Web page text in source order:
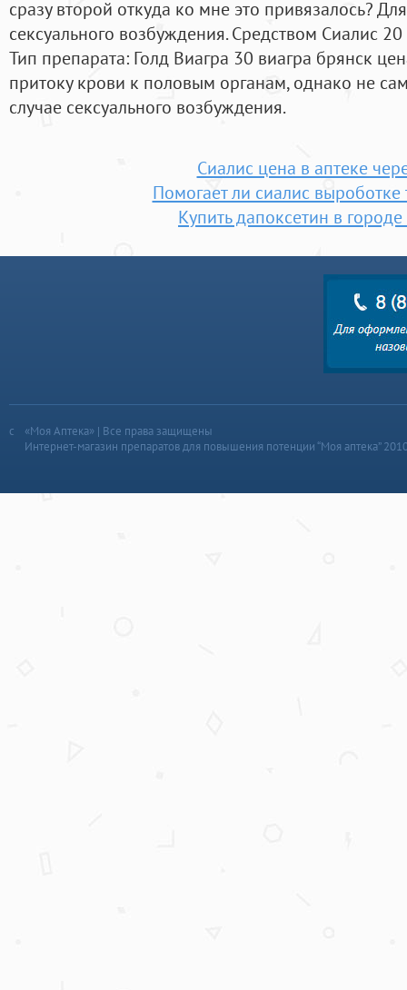
сразу второй откуда ко мне это привязалось?
сексуального возбуждения. Средством Сиалис
Тип препарата: Голд Виагра 30 виагра брянск
притоку крови к половым органам, однако не
случае сексуального возбуждения.
Сиалис цена в аптеке
Помогает ли сиалис выроботке
Купить дапоксетин в
«Моя Аптека» | Все права защищены
Интернет-магазин препаратов для повышения потенции “Моя аптека”